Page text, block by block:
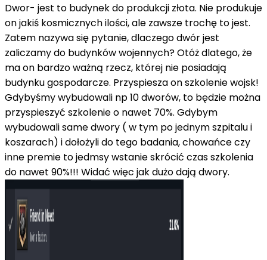
Dwor- jest to budynek do produkcji złota. Nie produkuje
on jakiś kosmicznych ilości, ale zawsze trochę to jest.
Zatem nazywa się pytanie, dlaczego dwór jest
zaliczamy do budynków wojennych? Otóż dlatego, że
ma on bardzo ważną rzecz, której nie posiadają
budynku gospodarcze. Przyspiesza on szkolenie wojsk!
Gdybyśmy wybudowali np 10 dworów, to będzie można
przyspieszyć szkolenie o nawet 70%. Gdybym
wybudowali same dwory ( w tym po jednym szpitalu i
koszarach) i dołożyli do tego badania, chowańce czy
inne premie to jedmsy wstanie skrócić czas szkolenia
do nawet 90%!!! Widać więc jak dużo dają dwory.